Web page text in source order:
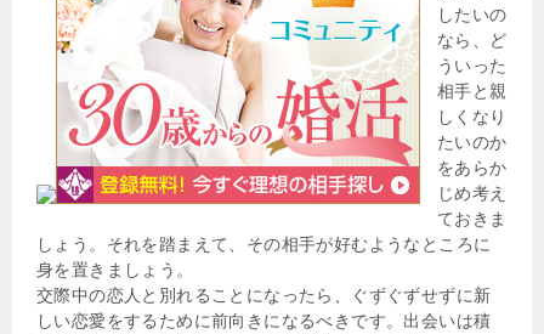
したいの
なら、ど
ういった
相手と親
しくなり
たいのか
をあらか
じめ考え
ておきま
しょう。それを踏まえて、その相手が好むようなところに
身を置きましょう。
交際中の恋人と別れることになったら、ぐずぐずせずに新
しい恋愛をするために前向きになるべきです。出会いは積